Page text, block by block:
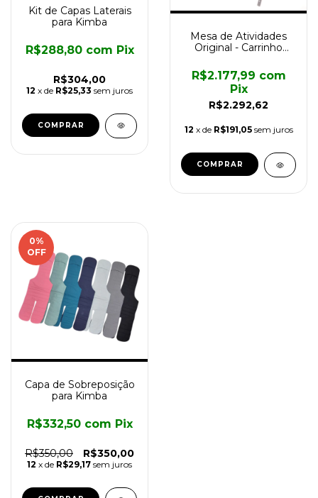
Kit de Capas Laterais
para Kimba
R$304,00
R$288,80 com Pix
12 x de R$25,33 sem juros
Mesa de Atividades
Original - Carrinho
R$2.292,62
R$2.177,99 com
Pix
12 x de R$191,05 sem juros
COMPRAR
0%
OFF
Capa de Sobreposição
para Kimba
R$350,00 R$350,00
R$332,50 com Pix
12 x de R$29,17 sem juros